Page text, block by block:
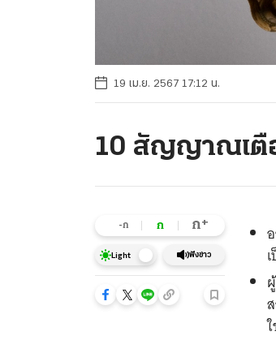
19 เม.ย. 2567 17:12 น.
10 สัญญาณเตือ
-ก ก ก+
Light ฟังข่าว